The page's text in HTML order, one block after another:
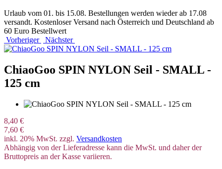
Urlaub vom 01. bis 15.08. Bestellungen werden wieder ab 17.08
versandt. Kostenloser Versand nach Österreich und Deutschland ab
60 Euro Bestellwert
Vorheriger
Nächster
ChiaoGoo SPIN NYLON Seil - SMALL -
125 cm
8,40 €
7,60 €
inkl. 20% MwSt. zzgl. Versandkosten
Abhängig von der Lieferadresse kann die MwSt. und daher der
Bruttopreis an der Kasse variieren.